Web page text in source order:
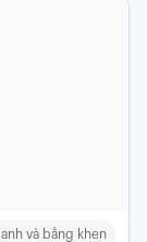
và bằng khen